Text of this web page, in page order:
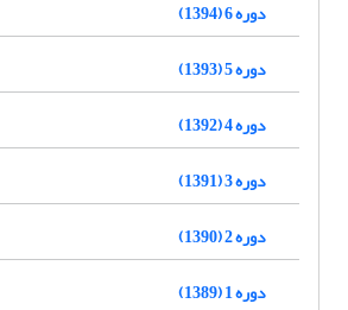
دوره 6 (1394)
دوره 5 (1393)
دوره 4 (1392)
دوره 3 (1391)
دوره 2 (1390)
دوره 1 (1389)